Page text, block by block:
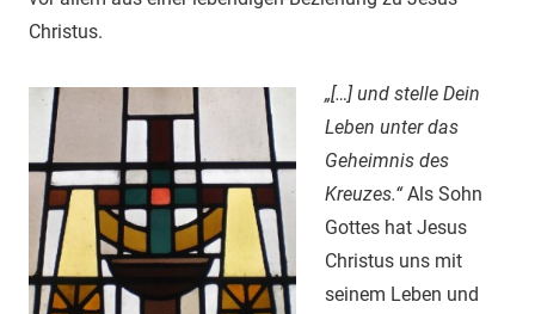
Christus.
„[…] und stelle Dein
Leben unter das
Geheimnis des
Kreuzes.“Als Sohn
Gottes hat Jesus
Christus uns mit
seinem Leben und